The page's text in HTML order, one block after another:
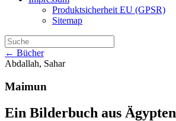
Produktsicherheit EU (GPSR)
Sitemap
← Bücher
Abdallah, Sahar
Maimun
Ein Bilderbuch aus Ägypten